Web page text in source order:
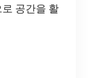
공간을 활